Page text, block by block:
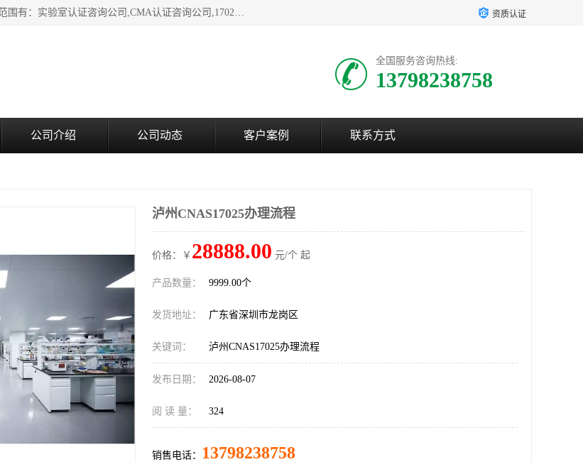
深圳市臻达管理顾问有限公司成立于2006，注册地位于广东深圳市。经营范围有：实验室认证咨询公司,CMA认证咨询公司,17020资质认证辅导机构,CNAS认证咨询,CMA资质办理,CMA咨询,实验室认可咨询,CNAS认可咨询,CNAS认证办理,17025认证咨询,17020认证咨询办理,17020认可咨询等，欢迎有需要的前来咨询。 资质认证
全国服务咨询热线:
13798238758
公司介绍 公司动态 客户案例 联系方式
泸州CNAS17025办理流程
价格：￥ 28888.00 元/个 起
产品数量： 9999.00个
发货地址： 广东省深圳市龙岗区
关键词： 泸州CNAS17025办理流程
发布日期： 2026-08-07
阅 读 量： 324
销售电话： 13798238758